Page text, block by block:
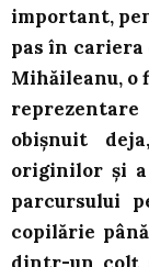
important,
pas în cariera
Mihăileanu, o
obișnuit
originilor și
parcursului
copilărie